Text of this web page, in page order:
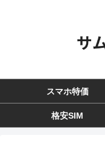
スマホ特価
格安SIM